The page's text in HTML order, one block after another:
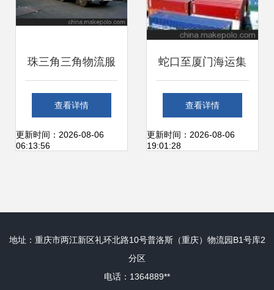
珠三角三角物流服
务全解析 价格、厂
家、运输代理与珠
查看详情
更新时间：2026-08-06
06:13:56
蛇口至厦门海运集
装箱专线 特惠航线
全解析与广州市展
查看详情
更新时间：2026-08-06
19:01:28
地址：重庆市两江新区礼环北路10号普洛斯（重庆）物流园B1号库2
分区
电话：1364889**